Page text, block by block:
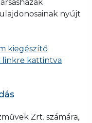
nyújt
kiegészítő
linkre kattintva
Zrt. számára,